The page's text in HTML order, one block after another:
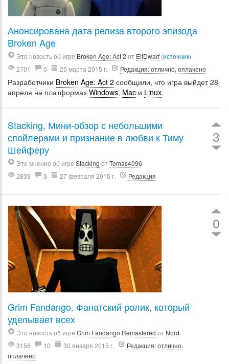
Анонсирована дата релиза второго эпизода
Broken Age
Это новость об игре Broken Age: Act 2 от ElfDwarf (источник)
2701
0 25 марта 2015 г. Редакция: отлично, оплачено
Разработчики Broken Age: Act 2 сообщили, что игра выйдет 28
апреля на платформах Windows, Mac и Linux.
3
Stacking, Мини-обзор с небольшими
спойлерами и признание в любви к Тиму
Шейферу
Это мнение об игре Stacking отTomas4096
2839
3 27 февраля 2015 г. Редакция
0
Grim Fandango. Фанатский ролик, который
уделывает всех
Это новость об игре Grim Fandango Remastered от Nord
3156
10 30 января 2015 г.
Редакция: отлично,
оплачено